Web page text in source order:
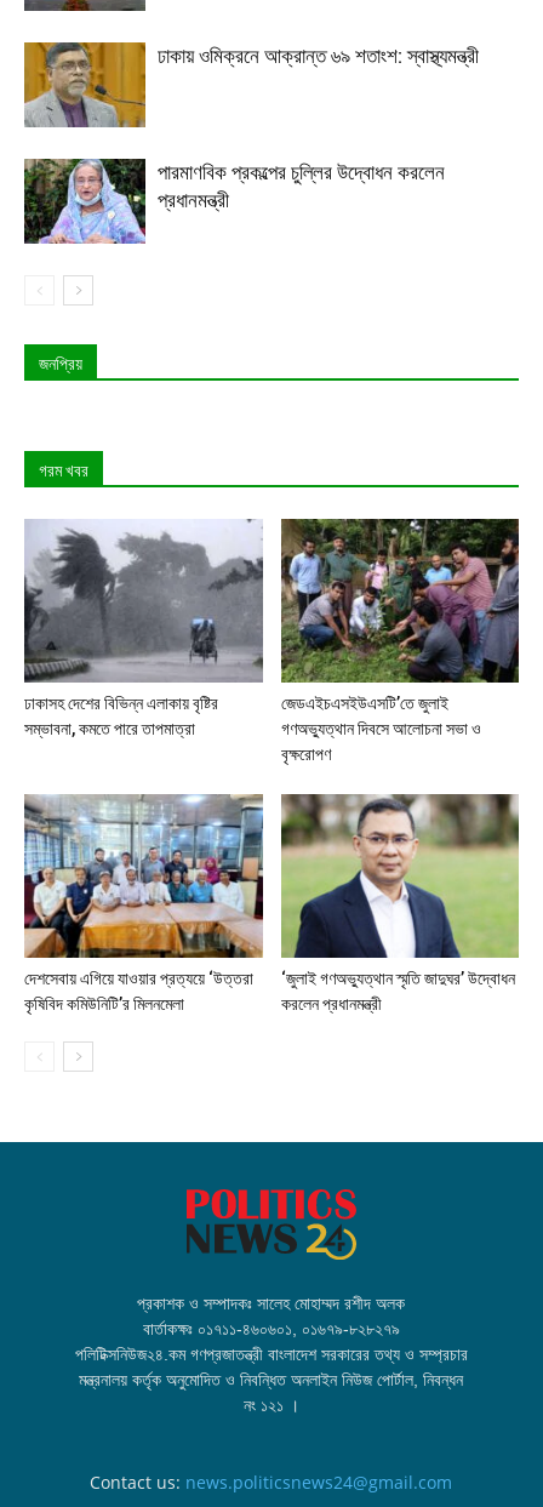
ঢাকায় ওমিক্রনে আক্রান্ত ৬৯ শতাংশ: স্বাস্থ্যমন্ত্রী
পারমাণবিক প্রকল্পের চুল্লির উদ্বোধন করলেন
প্রধানমন্ত্রী
জনপ্রিয়
গরম খবর
ঢাকাসহ দেশের বিভিন্ন এলাকায় বৃষ্টির
সম্ভাবনা, কমতে পারে তাপমাত্রা
জেডএইচএসইউএসটি’তে জুলাই
গণঅভ্যুত্থান দিবসে আলোচনা সভা ও
বৃক্ষরোপণ
দেশসেবায় এগিয়ে যাওয়ার প্রত্যয়ে ‘উত্তরা
কৃষিবিদ কমিউনিটি’র মিলনমেলা
‘জুলাই গণঅভ্যুত্থান স্মৃতি জাদুঘর’ উদ্বোধন
করলেন প্রধানমন্ত্রী
প্রকাশক ও সম্পাদকঃ সালেহ মোহাম্মদ রশীদ অলক
বার্তাকক্ষঃ ০১৭১১-৪৬০৬০১, ০১৬৭৯-৮২৮২৭৯
পলিটিক্সনিউজ২৪.কম গণপ্রজাতন্ত্রী বাংলাদেশ সরকারের তথ্য ও সম্প্রচার
মন্ত্রনালয় কর্তৃক অনুমোদিত ও নিবন্ধিত অনলাইন নিউজ পোর্টাল, নিবন্ধন
নং ১২১ ।
Contact us: news.politicsnews24@gmail.com